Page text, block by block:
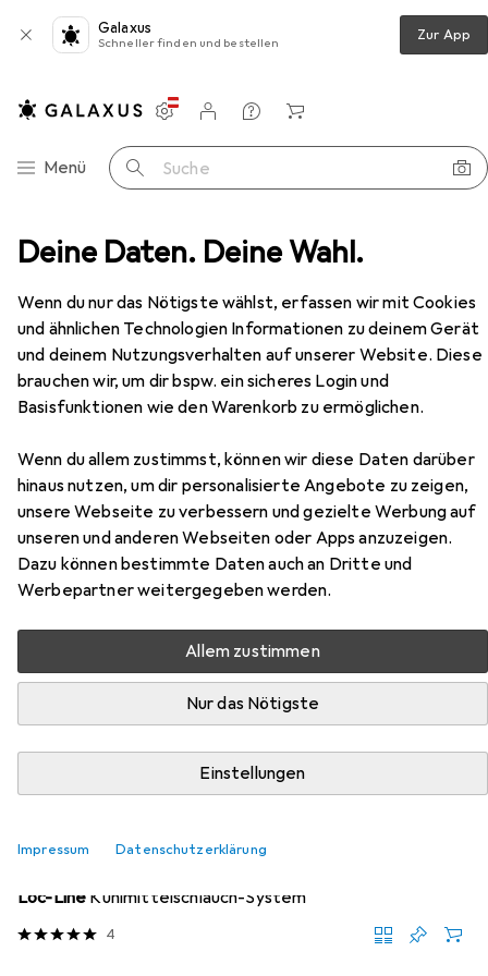
Deine Daten. Deine Wahl.
Wenn du nur das Nötigste wählst, erfassen wir mit Cookies
und ähnlichen Technologien Informationen zu deinem Gerät
und deinem Nutzungsverhalten auf unserer Website. Diese
brauchen wir, um dir bspw. ein sicheres Login und
Basisfunktionen wie den Warenkorb zu ermöglichen.
Wenn du allem zustimmst, können wir diese Daten darüber
hinaus nutzen, um dir personalisierte Angebote zu zeigen,
unsere Webseite zu verbessern und gezielte Werbung auf
unseren und anderen Webseiten oder Apps anzuzeigen.
Dazu können bestimmte Daten auch an Dritte und
Werbepartner weitergegeben werden.
Allem zustimmen
Nur das Nötigste
Einstellungen
Impressum Datenschutzerklärung
Galaxus
Schneller finden und bestellen Zur App
Navigation nach Kategorien
Menü Suche
Einstellungen
Kundenkonto
Vergleichslisten
Merklisten
Warenkorb
Drehmaschine Loc-Line Kühlmittelschlauch-System
EUR
349,–
Loc-LineKühlmittelschlauch-System
Zubehör für Loc-Line
Kühlmittelschlauch-System
Kühlmittelschlauch-System aus der Kategorie
Drehmaschine.
Produktliste
Drehmaschine
Loc-Line Kühlmittelschlauch-System
4